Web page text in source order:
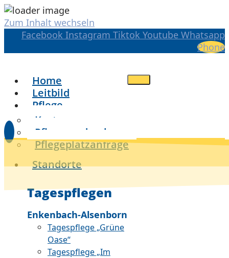
Zum Inhalt wechseln
Facebook Instagram Tiktok Youtube Whatsapp
Phone
Home
Leitbild
Pflege
Kosten
Pflegegradrechner
Pflegeplatzanfrage
Standorte
Tagespflegen
Enkenbach-Alsenborn
Tagespflege „Grüne
Oase“
Tagespflege „Im